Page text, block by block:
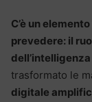
C’è un
prevedere: il
trasformato le
digitale